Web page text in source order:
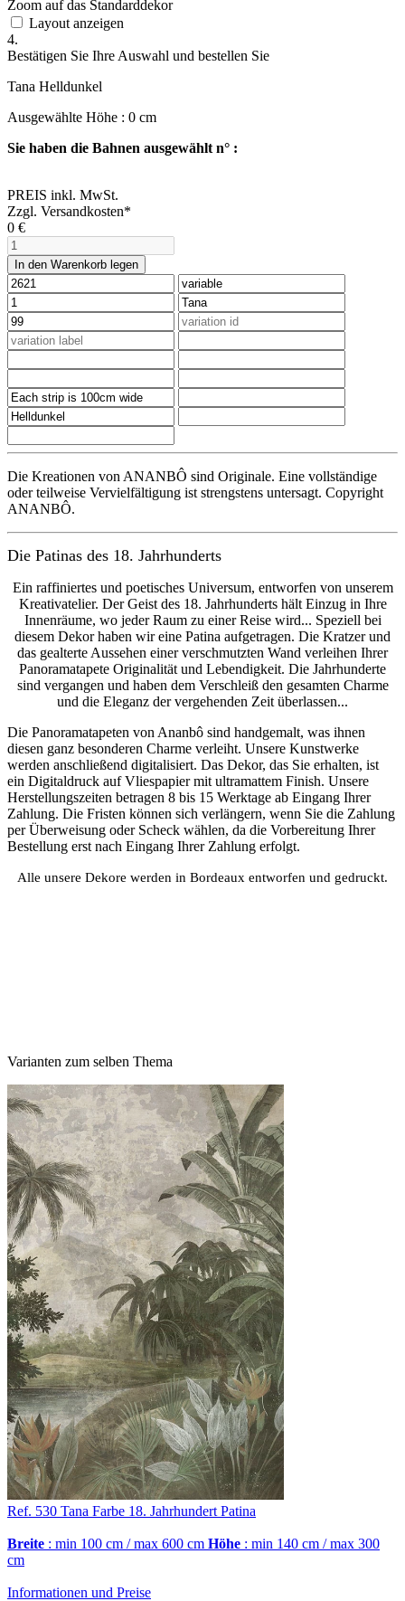
Zoom auf das Standarddekor
Layout anzeigen
4.
Bestätigen Sie Ihre Auswahl und bestellen Sie
Tana Helldunkel
Ausgewählte Höhe : 0 cm
Sie haben die Bahnen ausgewählt n° :
PREIS inkl. MwSt.
Zzgl. Versandkosten*
0 €
In den Warenkorb legen
Die Kreationen von ANANBÔ sind Originale. Eine vollständige
oder teilweise Vervielfältigung ist strengstens untersagt. Copyright
ANANBÔ.
Die Patinas des 18. Jahrhunderts
Ein raffiniertes und poetisches Universum, entworfen von unserem
Kreativatelier. Der Geist des 18. Jahrhunderts hält Einzug in Ihre
Innenräume, wo jeder Raum zu einer Reise wird... Speziell bei
diesem Dekor haben wir eine Patina aufgetragen. Die Kratzer und
das gealterte Aussehen einer verschmutzten Wand verleihen Ihrer
Panoramatapete Originalität und Lebendigkeit. Die Jahrhunderte
sind vergangen und haben dem Verschleiß den gesamten Charme
und die Eleganz der vergehenden Zeit überlassen...
Die Panoramatapeten von Ananbô sind handgemalt, was ihnen
diesen ganz besonderen Charme verleiht. Unsere Kunstwerke
werden anschließend digitalisiert. Das Dekor, das Sie erhalten, ist
ein Digitaldruck auf Vliespapier mit ultramattem Finish. Unsere
Herstellungszeiten betragen 8 bis 15 Werktage ab Eingang Ihrer
Zahlung. Die Fristen können sich verlängern, wenn Sie die Zahlung
per Überweisung oder Scheck wählen, da die Vorbereitung Ihrer
Bestellung erst nach Eingang Ihrer Zahlung erfolgt.
Alle unsere Dekore werden in Bordeaux entworfen und gedruckt.
Varianten zum selben Thema
Ref. 530 Tana Farbe 18. Jahrhundert Patina
Breite : min 100 cm / max 600 cm Höhe : min 140 cm / max 300
cm
Informationen und Preise